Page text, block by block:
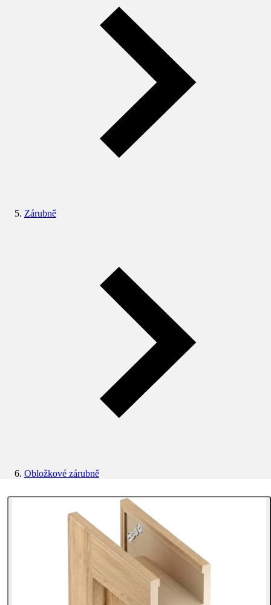
Zárubně
Obložkové zárubně